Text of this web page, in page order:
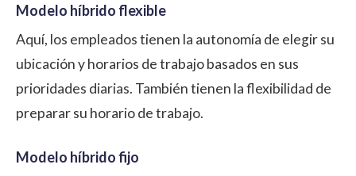
Modelo híbrido flexible
Aquí, los empleados tienen la autonomía de elegir su
ubicación y horarios de trabajo basados en sus
prioridades diarias. También tienen la flexibilidad de
preparar su horario de trabajo.
Modelo híbrido fijo